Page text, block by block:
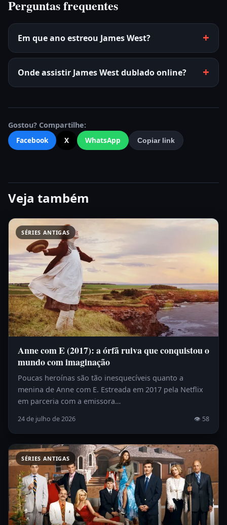
Perguntas frequentes
Em que ano estreou James West?
Onde assistir James West dublado online?
Gostou? Compartilhe:
Facebook
X WhatsApp Copiar link
Veja também
SÉRIES ANTIGAS
Anne com E (2017): a órfã ruiva que conquistou o
mundo com imaginação
Poucas heroínas são tão inesquecíveis quanto a
menina de Anne com E. Estreada em 2017 pela Netflix
em parceria com a emissora…
24 de julho de 2026 👁 58
SÉRIES ANTIGAS